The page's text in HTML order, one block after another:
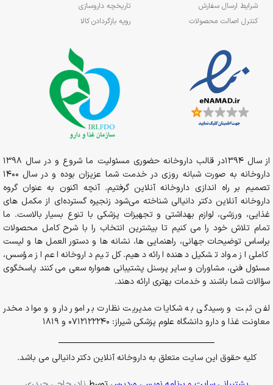
شرایط ارسال سفارش
کنترل اصالت محصولات
تاریخچه داروسازی
رویه بازگردادن کالا
از سال 1394در قالب داروخانه حضوری مسئولیت ما شروع و در سال 1398
داروخانه به صورت شبانه روزی در خدمت شما عزیزان بوده و در سال 1400
تصمیم بر راه اندازی داروخانه آنلاین گرفتیم. آنچه اکنون به عنوان گروه
داروخانه آنلاین دکتر دانیالی شناخته می‌شود زنجیره گسترده‌ای از مکمل های
غذایی، ورزشی، لوازم بهداشتی و تجهیزات پزشکی با تنوع بسیار بالاست. ما
تمام تلاش خود را می کنیم تا بیشترین انتخاب را با شرح کامل محصولات
براساس توضیحات جهانی، راهنمایی ها، نشانه ها و دستور العمل ها و لیست
کاملی از مواد تشکیل دهنده ارائه دهیم. کل تیم داروخانه اعم از مؤسس،
مسئول فنی، مشاوران و سایر پرسنل پشتیبانی همواره سعی می کنند پاسخگوی
سؤالات شما باشند و خدمات بهتری ارائه دهند.
لفن ثبت و رسیدگی به شکایات مدیریت نظارت بر امور دارو و مواد مخدر
معاونت غذا و دارو دانشگاه علوم پزشکی شیراز: 0712122240 و 1819
کلیه حقوق این سایت متعلق به داروخانه آنلاین دکتر دانیالی می باشد.